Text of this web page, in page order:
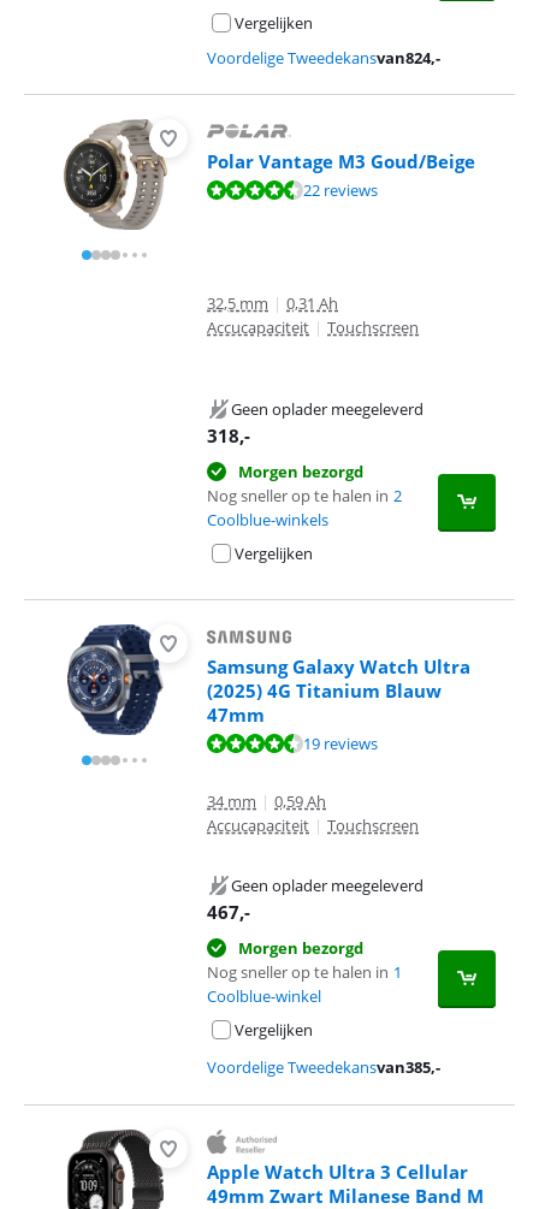
Vergelijken
Voordelige Tweedekansvan824,-
Polar Vantage M3 Goud/Beige
Beoordeling is 8,7 van de 10, gebaseerd op 22 reviews.
22 reviews
32,5 mm | 0,31 Ah
Accucapaciteit | Touchscreen
Geen oplader meegeleverd
318,-
Morgen bezorgd
Nog sneller op te halen in 2
Coolblue-winkels
Vergelijken
Samsung Galaxy Watch Ultra
(2025) 4G Titanium Blauw
47mm
Beoordeling is 8,7 van de 10, gebaseerd op 19 reviews.
19 reviews
34 mm | 0,59 Ah
Accucapaciteit | Touchscreen
Geen oplader meegeleverd
467,-
Morgen bezorgd
Nog sneller op te halen in 1
Coolblue-winkel
Vergelijken
Voordelige Tweedekansvan385,-
Apple Watch Ultra 3 Cellular
49mm Zwart Milanese Band M